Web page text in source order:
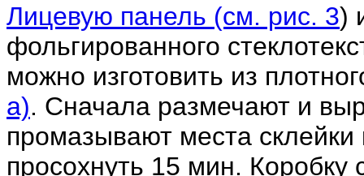
Лицевую панель (см. рис. 3)
фольгированного
можно изготовить из
а). Сначала размечают и
промазывают места
просохнуть 15 мин. Коробку